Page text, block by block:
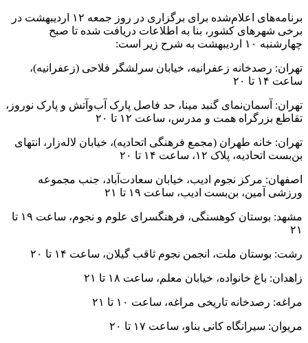
برنامه‌های اعلام‌شده برای برگزاری در روز جمعه ۱۲ اردیبهشت در
برخی شهرهای کشور، بنا به اطلاعات دریافت شده تا صبح
چهارشنبه ۱۰ اردیبهشت به شرح زیر است:
تهران: رصدخانه زعفرانیه، خیابان سرلشگر فلاحی (زعفرانیه)،
ساعت ۱۴ تا ۲۰
تهران: آسمان‌نمای گنبد مینا، حد فاصل پارک آب‌وآتش و پارک نوروز،
تقاطع بزرگراه همت و مدرس، ساعت ۱۲ تا ۲۰
تهران: خانه طهران (مجمع فرهنگی اتحادیه)، خیابان لاله‌زار، انتهای
بن‌بست اتحادیه، پلاک ۱۲، ساعت ۱۴ تا ۲۰
اصفهان: مرکز نجوم ادیب، خیابان سعادت‌آباد، جنب مجموعه
ورزشی آمین، بن‌بست ادیب، ساعت ۱۹ تا ۲۱
مشهد: بوستان کوهسنگی، فرهنگسرای علوم و نجوم، ساعت ۱۹ تا
۲۱
رشت: بوستان ملت، انجمن نجوم ثاقب گیلان، ساعت ۱۴ تا ۲۰
زاهدان: باغ خانواده، خیابان معلم، ساعت ۱۸ تا ۲۱
مراغه: رصدخانه تاریخی مراغه، ساعت ۱۰ تا ۲۱
مریوان: سیرانگاه کانی بناو، ساعت ۱۷ تا ۲۰